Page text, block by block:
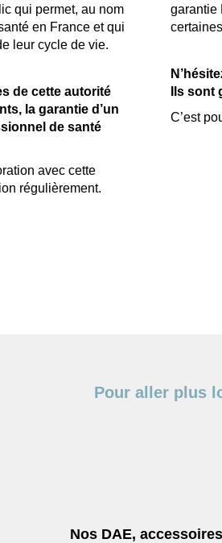
qui permet, au nom
en France et qui
leur cycle de vie.
de cette autorité
la garantie d’un
de santé
avec cette
régulièrement.
garantie
Ils
C’est
Pour aller plus
Nos DAE,